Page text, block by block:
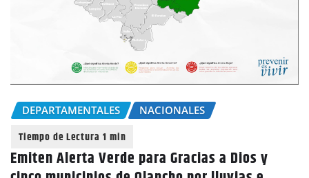
DEPARTAMENTALES NACIONALES
Emiten Alerta Verde para Gracias a Dios y